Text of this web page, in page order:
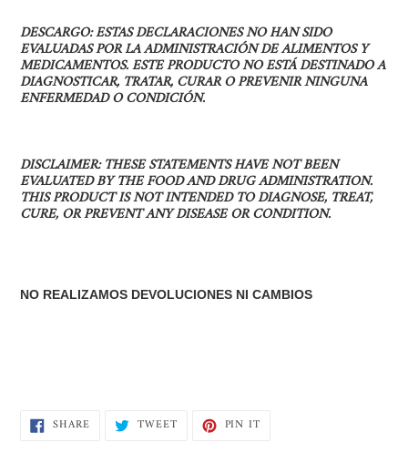
DESCARGO: ESTAS DECLARACIONES NO HAN SIDO
EVALUADAS POR LA ADMINISTRACIÓN DE ALIMENTOS Y
MEDICAMENTOS. ESTE PRODUCTO NO ESTÁ DESTINADO A
DIAGNOSTICAR, TRATAR, CURAR O PREVENIR NINGUNA
ENFERMEDAD O CONDICIÓN.
DISCLAIMER: THESE STATEMENTS HAVE NOT BEEN
EVALUATED BY THE FOOD AND DRUG ADMINISTRATION.
THIS PRODUCT IS NOT INTENDED TO DIAGNOSE, TREAT,
CURE, OR PREVENT ANY DISEASE OR CONDITION.
NO REALIZAMOS DEVOLUCIONES NI CAMBIOS
SHARESHARE TWEETTWEET PIN IT